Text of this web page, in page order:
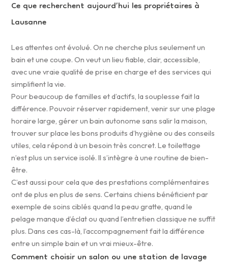
Ce que recherchent aujourd’hui les propriétaires à
Lausanne
Les attentes ont évolué. On ne cherche plus seulement un
bain et une coupe. On veut un lieu fiable, clair, accessible,
avec une vraie qualité de prise en charge et des services qui
simplifient la vie.
Pour beaucoup de familles et d’actifs, la souplesse fait la
différence. Pouvoir réserver rapidement, venir sur une plage
horaire large, gérer un bain autonome sans salir la maison,
trouver sur place les bons produits d’hygiène ou des conseils
utiles, cela répond à un besoin très concret. Le toilettage
n’est plus un service isolé. Il s’intègre à une routine de bien-
être.
C’est aussi pour cela que des prestations complémentaires
ont de plus en plus de sens. Certains chiens bénéficient par
exemple de soins ciblés quand la peau gratte, quand le
pelage manque d’éclat ou quand l’entretien classique ne suffit
plus. Dans ces cas-là, l’accompagnement fait la différence
entre un simple bain et un vrai mieux-être.
Comment choisir un salon ou une station de lavage